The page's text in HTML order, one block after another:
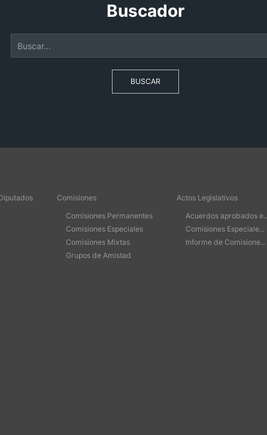
Buscador
BUSCAR
Comisiones
Comisiones Permanentes
Comisiones Especiales
Comisiones Mixtas
Grupos de Amistad
Actos Legislativos
Acuerdos aprobados
Comisiones Especiale...
Informe de Comisione...